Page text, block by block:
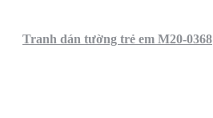
Tranh dán tường trẻ em M20-0368